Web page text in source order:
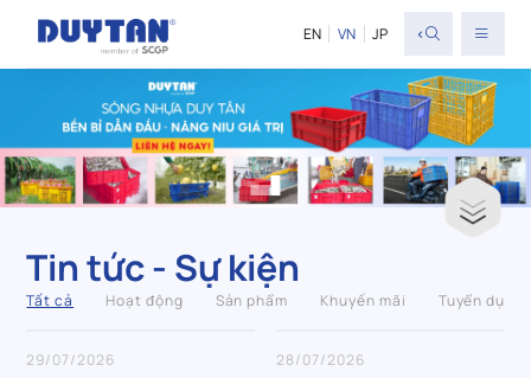
EN VN JP <
Tin tức - Sự kiện
Tất cả Hoạt động Sản phẩm Khuyến mãi Tuyển dụng
29/07/2026 28/07/2026